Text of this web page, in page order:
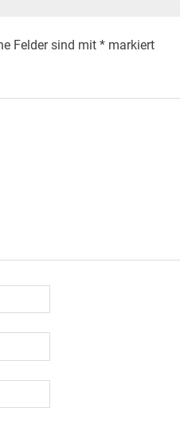
Felder sind mit *markiert